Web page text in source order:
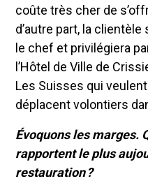
coûte très cher de
d’autre part, la
le chef et privilégiera
l’Hôtel de Ville de
Les Suisses qui
déplacent volontiers
Évoquons les marges.
rapportent le plus
restauration ?